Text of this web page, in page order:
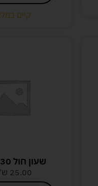
קיים
שעון חול 30 דקות
25.00